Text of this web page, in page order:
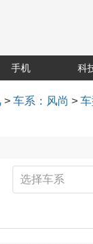
手机 科
>车系：风尚 >
选择车系